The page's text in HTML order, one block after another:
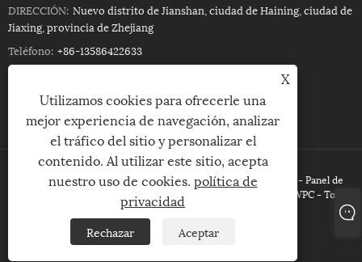
DIRECCIÓN: Nuevo distrito de Jianshan, ciudad de Haining, ciudad de
Jiaxing, provincia de Zhejiang
Teléfono: +86-13586422633
Teléfono:
Correo electrónico: ROSSPVCPANEL88@YEAH.NET
Copyright © 2023Haining Xinhuang Decoración Material Co, Ltd. - Panel de
techo de PVC 3D, Panel de pared de PVC UV, Revestimiento de WPC - Todos
Sitemap RSS XML política de privacidad
X
Utilizamos cookies para ofrecerle una
mejor experiencia de navegación, analizar
el tráfico del sitio y personalizar el
contenido. Al utilizar este sitio, acepta
nuestro uso de cookies. política de
privacidad
Rechazar Aceptar